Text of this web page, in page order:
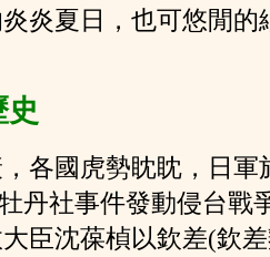
炎夏日，也可悠閒的
各國虎勢眈眈，日軍
丹社事件發動侵台戰
臣沈葆楨以欽差(欽